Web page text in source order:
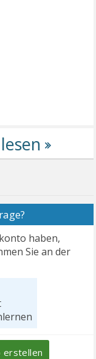
haben,
Sie an der
erstellen